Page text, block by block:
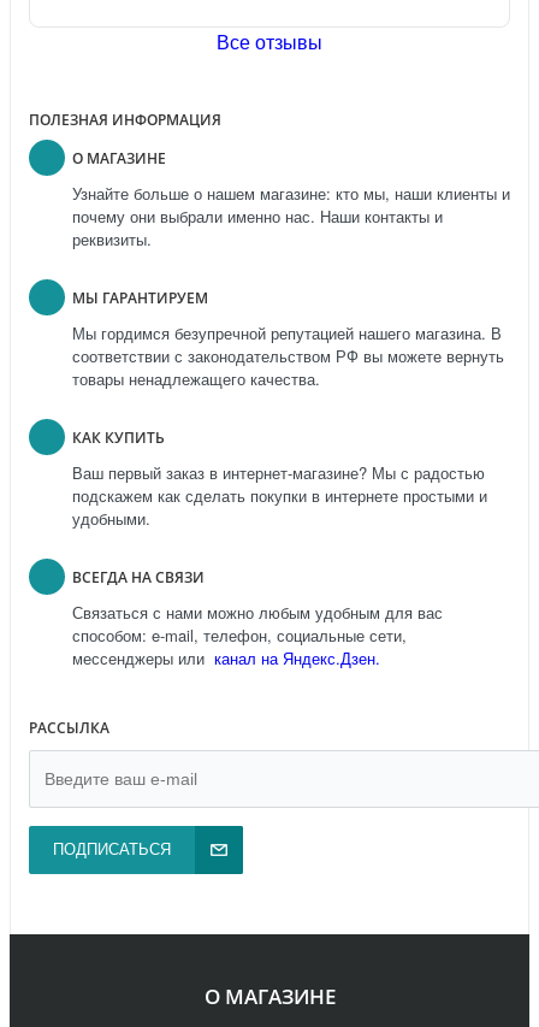
Все отзывы
ПОЛЕЗНАЯ ИНФОРМАЦИЯ
О МАГАЗИНЕ
Узнайте больше о нашем магазине: кто мы, наши клиенты и
почему они выбрали именно нас. Наши контакты и
реквизиты.
МЫ ГАРАНТИРУЕМ
Мы гордимся безупречной репутацией нашего магазина. В
соответствии с законодательством РФ вы можете вернуть
товары ненадлежащего качества.
КАК КУПИТЬ
Ваш первый заказ в интернет-магазине? Мы с радостью
подскажем как сделать покупки в интернете простыми и
удобными.
ВСЕГДА НА СВЯЗИ
Связаться с нами можно любым удобным для вас
способом: e-mail, телефон, социальные сети,
мессенджеры или канал на Яндекс.Дзен.
РАССЫЛКА
ПОДПИСАТЬСЯ
О МАГАЗИНЕ